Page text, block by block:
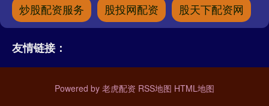
炒股配资服务 股投网配资 股天下配资网
友情链接：
Powered by 老虎配资 RSS地图 HTML地图